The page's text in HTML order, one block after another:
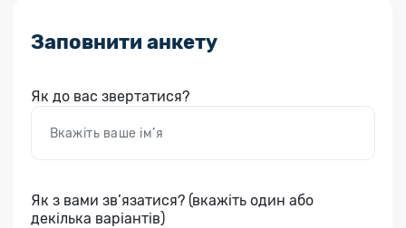
Заповнити анкету
Як до вас звертатися?
Як з вами зв’язатися? (вкажіть один або
декілька варіантів)